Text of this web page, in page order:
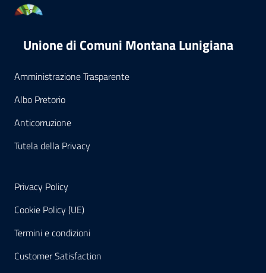
Unione di Comuni Montana Lunigiana
Amministrazione Trasparente
Albo Pretorio
Anticorruzione
Tutela della Privacy
Privacy Policy
Cookie Policy (UE)
Termini e condizioni
Customer Satisfaction